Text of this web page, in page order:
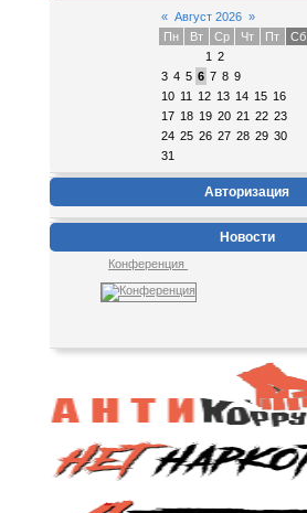
« Август 2026 »
Пн
Вт Ср Чт Пт Сб
1 2
3 4 5 6 7 8 9
10 11 12 13 14 15 16
17 18 19 20 21 22 23
24 25 26 27 28 29 30
31
Авторизация
Новости
Конференция